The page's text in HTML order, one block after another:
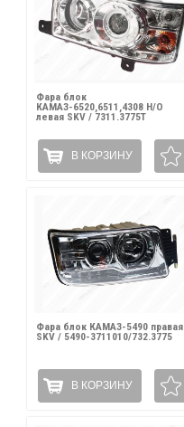
Фара блок
КАМАЗ-6520,6511,4308 Н/О
левая SKV / 7311.3775Т
В КОРЗИНУ
Фара блок КАМАЗ-5490 правая
SKV / 5490-3711010/732.3775
В КОРЗИНУ